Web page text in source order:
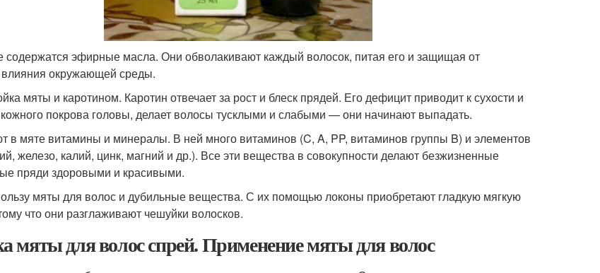
содержатся эфирные масла. Они обволакивают каждый волосок, питая его и защищая от
влияния окружающей среды.
мяты и каротином. Каротин отвечает за рост и блеск прядей. Его дефицит приводит к сухости и
покрова головы, делает волосы тусклыми и слабыми — они начинают выпадать.
в мяте витамины и минералы. В ней много витаминов (C, A, PP, витаминов группы B) и элементов
железо, калий, цинк, магний и др.). Все эти вещества в совокупности делают безжизненные
пряди здоровыми и красивыми.
мяты для волос и дубильные вещества. С их помощью локоны приобретают гладкую мягкую
что они разглаживают чешуйки волосков.
мяты для волос спрей. Применение мяты для волос